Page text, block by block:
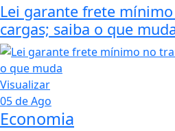
Lei garante frete
cargas; saiba o que
Visualizar
05 de Ago
Economia